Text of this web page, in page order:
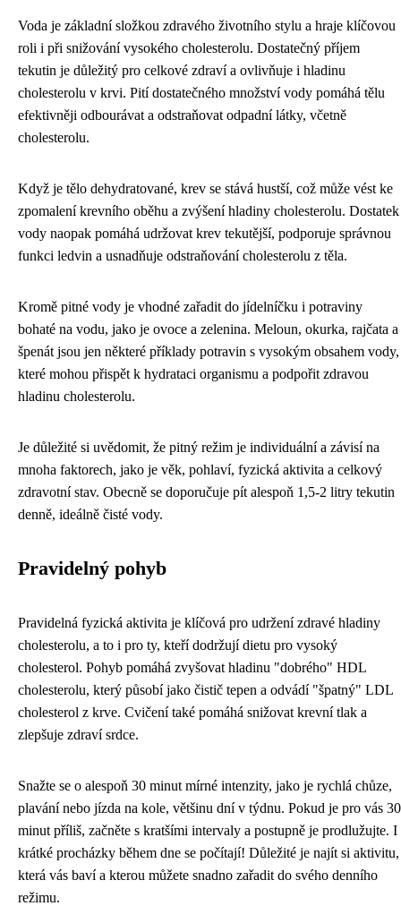
Voda je základní složkou zdravého životního stylu a hraje klíčovou
roli i při snižování vysokého cholesterolu. Dostatečný příjem
tekutin je důležitý pro celkové zdraví a ovlivňuje i hladinu
cholesterolu v krvi. Pití dostatečného množství vody pomáhá tělu
efektivněji odbourávat a odstraňovat odpadní látky, včetně
cholesterolu.
Když je tělo dehydratované, krev se stává hustší, což může vést ke
zpomalení krevního oběhu a zvýšení hladiny cholesterolu. Dostatek
vody naopak pomáhá udržovat krev tekutější, podporuje správnou
funkci ledvin a usnadňuje odstraňování cholesterolu z těla.
Kromě pitné vody je vhodné zařadit do jídelníčku i potraviny
bohaté na vodu, jako je ovoce a zelenina. Meloun, okurka, rajčata a
špenát jsou jen některé příklady potravin s vysokým obsahem vody,
které mohou přispět k hydrataci organismu a podpořit zdravou
hladinu cholesterolu.
Je důležité si uvědomit, že pitný režim je individuální a závisí na
mnoha faktorech, jako je věk, pohlaví, fyzická aktivita a celkový
zdravotní stav. Obecně se doporučuje pít alespoň 1,5-2 litry tekutin
denně, ideálně čisté vody.
Pravidelný pohyb
Pravidelná fyzická aktivita je klíčová pro udržení zdravé hladiny
cholesterolu, a to i pro ty, kteří dodržují dietu pro vysoký
cholesterol. Pohyb pomáhá zvyšovat hladinu "dobrého" HDL
cholesterolu, který působí jako čistič tepen a odvádí "špatný" LDL
cholesterol z krve. Cvičení také pomáhá snižovat krevní tlak a
zlepšuje zdraví srdce.
Snažte se o alespoň 30 minut mírné intenzity, jako je rychlá chůze,
plavání nebo jízda na kole, většinu dní v týdnu. Pokud je pro vás 30
minut příliš, začněte s kratšími intervaly a postupně je prodlužujte. I
krátké procházky během dne se počítají! Důležité je najít si aktivitu,
která vás baví a kterou můžete snadno zařadit do svého denního
režimu.